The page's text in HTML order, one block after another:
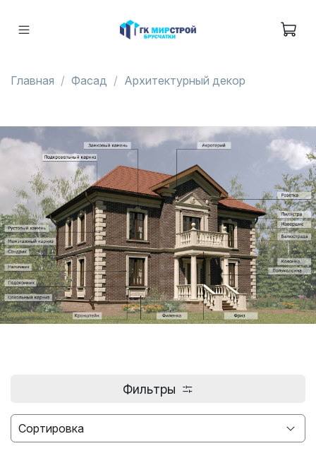
Главная Фасад Архитектурный декор
Фильтры